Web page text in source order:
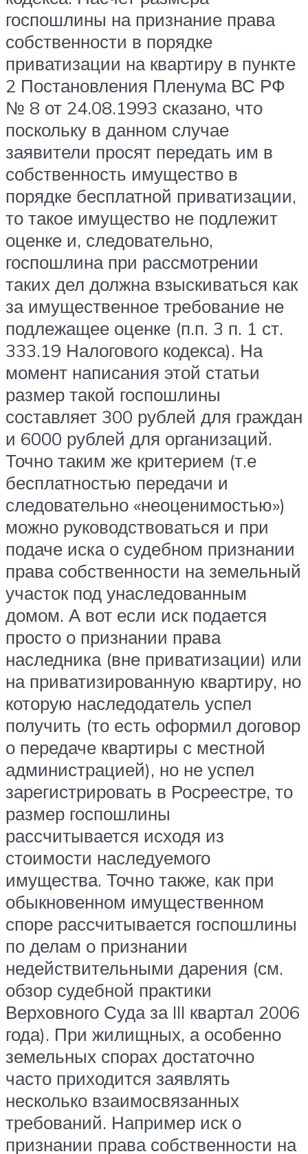
госпошлины на признание права
собственности в порядке
приватизации на квартиру в пункте
2 Постановления Пленума ВС РФ
№ 8 от 24.08.1993 сказано, что
поскольку в данном случае
заявители просят передать им в
собственность имущество в
порядке бесплатной приватизации,
то такое имущество не подлежит
оценке и, следовательно,
госпошлина при рассмотрении
таких дел должна взыскиваться как
за имущественное требование не
подлежащее оценке (п.п. 3 п. 1 ст.
333.19 Налогового кодекса). На
момент написания этой статьи
размер такой госпошлины
составляет 300 рублей для граждан
и 6000 рублей для организаций.
Точно таким же критерием (т.е
бесплатностью передачи и
следовательно «неоценимостью»)
можно руководствоваться и при
подаче иска о судебном признании
права собственности на земельный
участок под унаследованным
домом. А вот если иск подается
просто о признании права
наследника (вне приватизации) или
на приватизированную квартиру, но
которую наследодатель успел
получить (то есть оформил договор
о передаче квартиры с местной
администрацией), но не успел
зарегистрировать в Росреестре, то
размер госпошлины
рассчитывается исходя из
стоимости наследуемого
имущества. Точно также, как при
обыкновенном имущественном
споре рассчитывается госпошлины
по делам о признании
недействительными дарения (см.
обзор судебной практики
Верховного Суда за III квартал 2006
года). При жилищных, а особенно
земельных спорах достаточно
часто приходится заявлять
несколько взаимосвязанных
требований. Например иск о
признании права собственности на